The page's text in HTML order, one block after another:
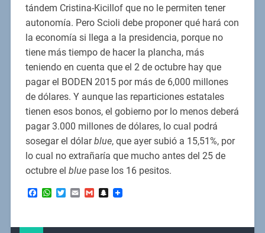
tándem Cristina-Kicillof que no le permiten tener
autonomía. Pero Scioli debe proponer qué hará con
la economía si llega a la presidencia, porque no
tiene más tiempo de hacer la plancha, más
teniendo en cuenta que el 2 de octubre hay que
pagar el BODEN 2015 por más de 6,000 millones
de dólares. Y aunque las reparticiones estatales
tienen esos bonos, el gobierno por lo menos deberá
pagar 3.000 millones de dólares, lo cual podrá
sosegar el dólarblue, que ayer subió a 15,51%, por
lo cual no extrañaría que mucho antes del 25 de
octubre el bluepase los 16 pesitos.
Facebook
WhatsApp
TwitterEmailGmailSnapchat